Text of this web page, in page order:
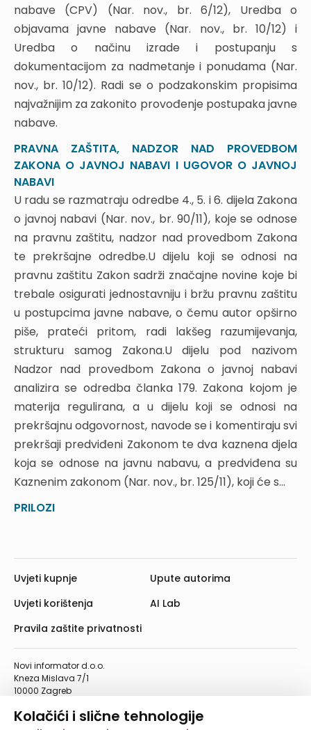
Kolačići i slične tehnologije
9.4. Objava prethodne obavijesti o namjeri
sklapanja ugovora
9.5. Donošenje i dostava odluke o odabiru
9.6. Rok mirovanja
9.7. Žalbeni rokovi
9.8. Obavijest o sklopljenim ugovorima
10. OKVIRNI SPORAZUM
10.1. Nova zakonska rješenja kod okvirnog
sporazuma
10.2. Poziv na nadmetanje
10.3. Određivanje količine predmeta nabave kod
okvirnog sporazuma s jednim gospodarskim
subjektom
10.4. Određivanje količine predmeta nabave kod
okvirnog sporazuma s više gospodarskih subjekata
10.5. Jamstva za ozbiljnost ponude i jamstvo za
izvršavanje okvirnog sporazuma
10.6. Postupci javne nabave koji prethode
sklapanju okvirnog sporazuma
10.7. Okvirni sporazum s više gospodarskih
subjekata
10.8. Razdoblje na koje može biti sklopljen okvirni
sporazum
10.9. Slučajevi kada okvirni sporazum obvezuje na
sklapanje ugovora o javnoj nabavi
10.10. Tipovi okvirnog sporazuma
10.11. Trenutak nastanka okvirnog sporazuma
10.12. Odluka o sklapanju ugovora o javnoj nabavi
na temelju okvirnog sporazuma
2. ZAKONSKI OKVIR
3. ARHITEKTURA PLATFORME ZA JAVNU
NABAVU
4. ULOGE U SUSTAVU JAVNE NABAVE
6. PROCESI JAVNE NABAVE U SKLOPU
ELEKTRONIČKOG OGLASNIKA
7. ULOGE I KORISNIČKI SCENARIJI
8. ULAZNI I IZLAZNI DOKUMENTI
nabave (CPV) (Nar. nov., br. 6/12), Uredba o
objavama javne nabave (Nar. nov., br. 10/12) i
Uredba o načinu izrade i postupanju s
dokumentacijom za nadmetanje i ponudama (Nar.
nov., br. 10/12). Radi se o podzakonskim propisima
najvažnijim za zakonito provođenje postupaka javne
nabave.
PRAVNA ZAŠTITA, NADZOR NAD PROVEDBOM
ZAKONA O JAVNOJ NABAVI I UGOVOR O JAVNOJ
NABAVI
U radu se razmatraju odredbe 4., 5. i 6. dijela Zakona
o javnoj nabavi (Nar. nov., br. 90/11), koje se odnose
na pravnu zaštitu, nadzor nad provedbom Zakona
te prekršajne odredbe.U dijelu koji se odnosi na
pravnu zaštitu Zakon sadrži značajne novine koje bi
trebale osigurati jednostavniju i bržu pravnu zaštitu
u postupcima javne nabave, o čemu autor opširno
piše, prateći pritom, radi lakšeg razumijevanja,
strukturu samog Zakona.U dijelu pod nazivom
Nadzor nad provedbom Zakona o javnoj nabavi
analizira se odredba članka 179. Zakona kojom je
materija regulirana, a u dijelu koji se odnosi na
prekršajnu odgovornost, navode se i komentiraju svi
prekršaji predviđeni Zakonom te dva kaznena djela
koja se odnose na javnu nabavu, a predviđena su
Kaznenim zakonom (Nar. nov., br. 125/11), koji će s...
PRILOZI
Novi informator d.o.o.
Kneza Mislava 7/1
10000 Zagreb
Telefaks: 01/4612-553
Uvjeti kupnje
Uvjeti korištenja
Pravila zaštite privatnosti
Upute autorima
AI Lab